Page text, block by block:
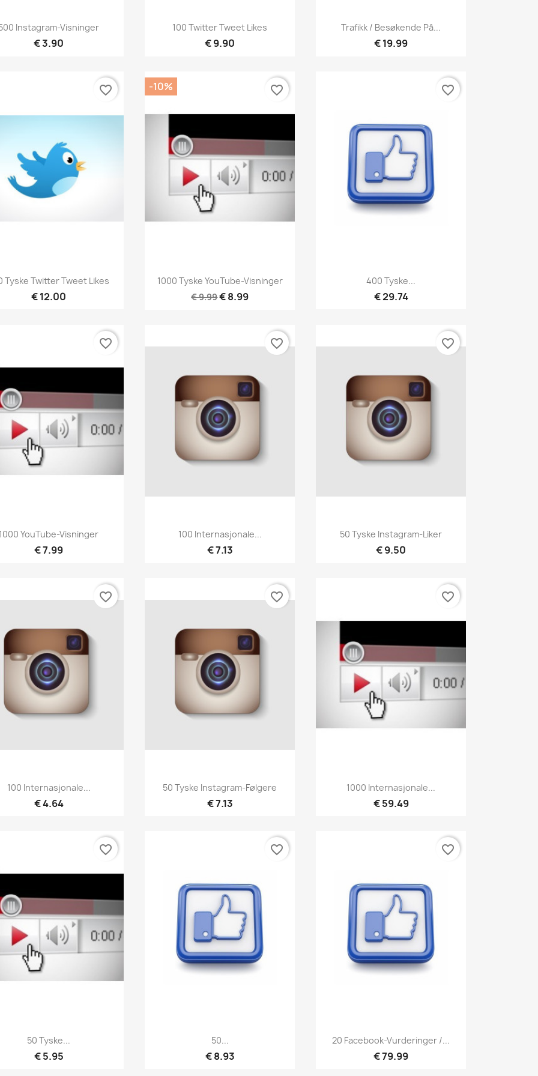
Hurtigvisning
Instagram-Visninger
€ 3.90
Hurtigvisning
100 Twitter Tweet Likes
€ 9.90
Hurtigvisning
Trafikk / Besøkende På...
€ 19.99
Hurtigvisning
Tyske Twitter Tweet Likes
€ 12.00
favorite_border
Hurtigvisning
1000 Tyske YouTube-Visninger
€ 9.99€ 8.99
-10% favorite_border
Hurtigvisning
400 Tyske...
€ 29.74
favorite_border
Hurtigvisning
YouTube-Visninger
€ 7.99
favorite_border
 Hurtigvisning
100 Internasjonale...
€ 7.13
favorite_border
Hurtigvisning
50 Tyske Instagram-Liker
€ 9.50
favorite_border
 Hurtigvisning
100 Internasjonale...
€ 4.64
favorite_border
Hurtigvisning
50 Tyske Instagram-Følgere
€ 7.13
favorite_border
 Hurtigvisning
1000 Internasjonale...
€ 59.49
favorite_border
Hurtigvisning
50 Tyske...
€ 5.95
favorite_border
Hurtigvisning
50...
€ 8.93
favorite_border
Hurtigvisning
20 Facebook-Vurderinger /...
€ 79.99
favorite_border